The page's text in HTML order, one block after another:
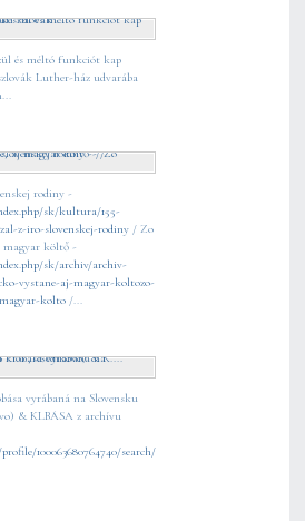
és méltó funkciót kap
Luther-ház udvarába
rodiny -
sk/kultura/155-
z-iro-slovenskej-rodiny / Zo
magyar költő -
sk/archiv/archiv-
vystane-aj-magyar-koltozo-
kolto /...
vyrábaná na Slovensku
& KLBÁSA z archívu
100063680764740/search/?